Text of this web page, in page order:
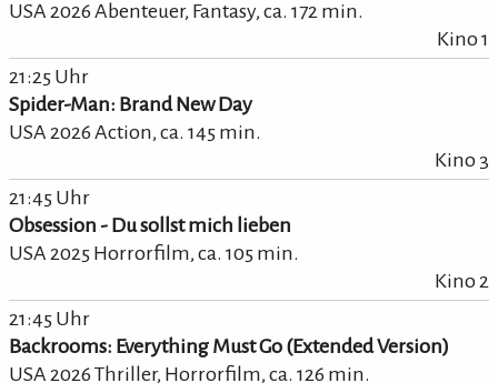
USA 2026 Abenteuer, Fantasy, ca. 172 min.
Kino 1
21:25 Uhr
Spider-Man: Brand New Day
USA 2026 Action, ca. 145 min.
Kino 3
21:45 Uhr
Obsession - Du sollst mich lieben
USA 2025 Horrorfilm, ca. 105 min.
Kino 2
21:45 Uhr
Backrooms: Everything Must Go (Extended Version)
USA 2026 Thriller, Horrorfilm, ca. 126 min.